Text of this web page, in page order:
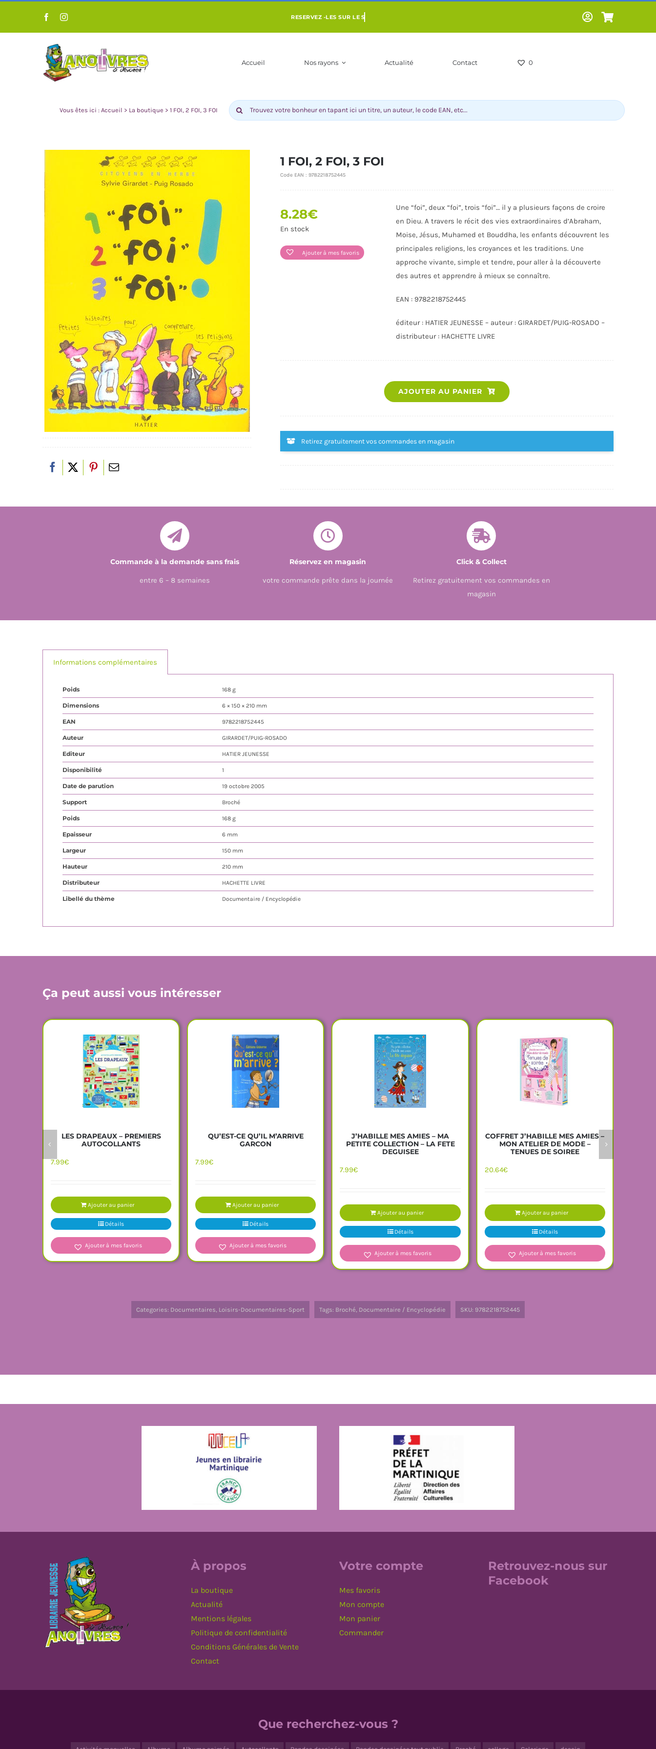
contenu
Accueil Nos rayons
ANS
ANS
COMICS
PARASCOLAIRES
PAPETERIE JEUX/JOUETS LIVRES VIE PRATIQUE LIVRES ET JEUX DE LA CARAÏBE
Actualité Contact 0
Vous êtes ici : Accueil > La boutique > 1 FOI, 2 FOI, 3 FOI Rechercher:
1 FOI, 2 FOI, 3 FOI
Code EAN : 9782218752445
8.28€
En stock
Ajouter à mes favoris
Une “foi”, deux “foi”, trois “foi”… il y a plusieurs façons de croire
en Dieu. A travers le récit des vies extraordinaires d’Abraham,
Moise, Jésus, Muhamed et Bouddha, les enfants découvrent les
principales religions, les croyances et les traditions. Une
approche vivante, simple et tendre, pour aller à la découverte
des autres et apprendre à mieux se connaître.
EAN : 9782218752445
éditeur : HATIER JEUNESSE – auteur : GIRARDET/PUIG-ROSADO –
distributeur : HACHETTE LIVRE
de
2
FOI,
AJOUTER AU PANIER
Retirez gratuitement vos commandes en magasin
Commande à la demande sans frais
entre 6 – 8 semaines
Réservez en magasin
votre commande prête dans la journée
Click & Collect
Retirez gratuitement vos commandes en
magasin
Informations complémentaires
Poids 168 g
Dimensions 6 × 150 × 210 mm
EAN 9782218752445
Auteur GIRARDET/PUIG-ROSADO
Editeur HATIER JEUNESSE
Disponibilité 1
Date de parution 19 octobre 2005
Support Broché
Poids 168 g
Epaisseur 6 mm
Largeur 150 mm
Hauteur 210 mm
Distributeur HACHETTE LIVRE
Libellé du thème Documentaire / Encyclopédie
Ça peut aussi vous intéresser
LES DRAPEAUX – PREMIERS
AUTOCOLLANTS
7.99€
Ajouter au panier
Détails
Ajouter à mes favoris
QU’EST-CE QU’IL M’ARRIVE
GARCON
7.99€
Ajouter au panier
Détails
Ajouter à mes favoris
J’HABILLE MES AMIES – MA
PETITE COLLECTION – LA FETE
DEGUISEE
7.99€
Ajouter au panier
Détails
Ajouter à mes favoris
COFFRET J’HABILLE MES AMIES –
MON ATELIER DE MODE –
TENUES DE SOIREE
20.64€
Ajouter au panier
Détails
Ajouter à mes favoris
Categories: Documentaires, Loisirs-Documentaires-Sport Tags: Broché, Documentaire / Encyclopédie SKU: 9782218752445
À propos
La boutique
Actualité
Mentions légales
Politique de confidentialité
Conditions Générales de Vente
Contact
Votre compte
Mes favoris
Mon compte
Mon panier
Commander
Retrouvez-nous sur
Facebook
Que recherchez-vous ?